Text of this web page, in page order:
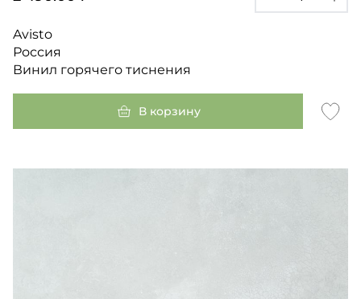
Avisto
Россия
Винил горячего тиснения
В корзину